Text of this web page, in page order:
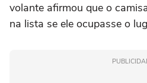
volante afirmou que o
na lista se ele ocupasse o